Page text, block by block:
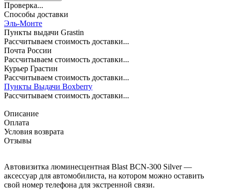
Проверка...
Способы доставки
Эль-Монте
Пункты выдачи Grastin
Рассчитываем стоимость доставки...
Почта России
Рассчитываем стоимость доставки...
Курьер Грастин
Рассчитываем стоимость доставки...
Пункты Выдачи Boxberry
Рассчитываем стоимость доставки...
Описание
Оплата
Условия возврата
Отзывы
Автовизитка люминесцентная Blast BCN-300 Silver —
аксессуар для автомобилиста, на котором можно оставить
свой номер телефона для экстренной связи.